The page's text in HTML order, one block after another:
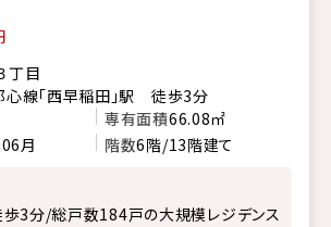
丁目
心線「西早稲田」駅 徒歩3分
専有面積66.08㎡
月 階数6階/13階建て
歩3分/総戸数184戸の大規模レジデンス